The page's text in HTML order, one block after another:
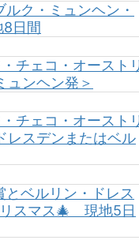
ク・ミュンヘン・
日間
チェコ・オースト
ンヘン発＞
チェコ・オースト
スデンまたはベル
ベルリン・ドレス
スマス🎄 現地5日